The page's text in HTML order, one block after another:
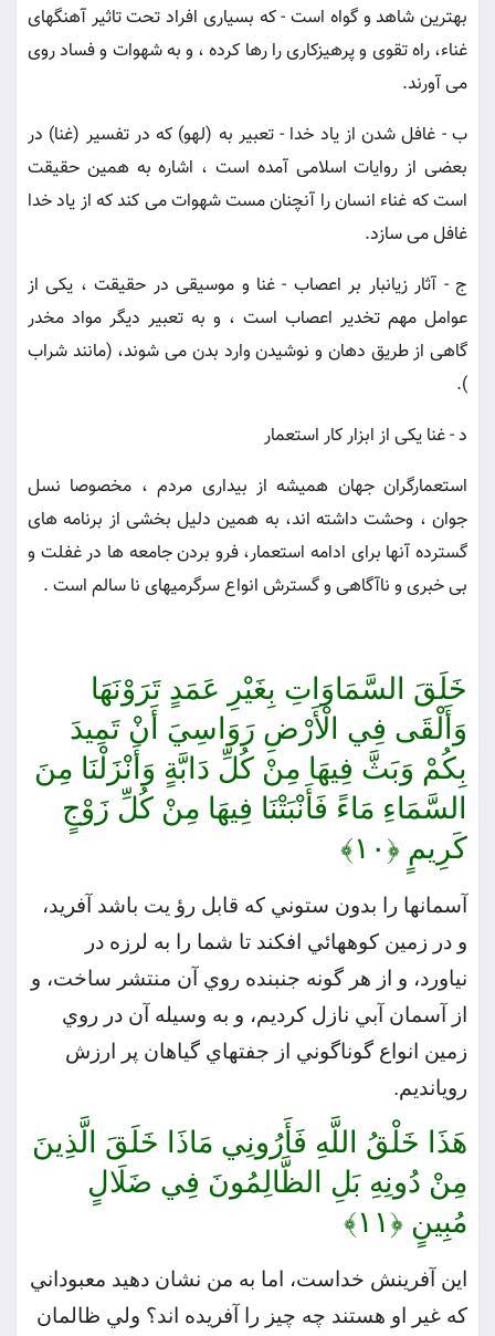
بهترين شاهد و گواه است - كه بسيارى افراد تحت تاثير آهنگهاى
غناء، راه تقوى و پرهيزكارى را رها كرده ، و به شهوات و فساد روى
مى آورند.
ب - غافل شدن از ياد خدا - تعبير به (لهو) كه در تفسير (غنا) در
بعضى از روايات اسلامى آمده است ، اشاره به همين حقيقت
است كه غناء انسان را آنچنان مست شهوات مى كند كه از ياد خدا
غافل مى سازد.
ج - آثار زيانبار بر اعصاب - غنا و موسيقى در حقيقت ، يكى از
عوامل مهم تخدير اعصاب است ، و به تعبير ديگر مواد مخدر
گاهى از طريق دهان و نوشيدن وارد بدن مى شوند، (مانند شراب
).
د - غنا يكى از ابزار كار استعمار
استعمارگران جهان هميشه از بيدارى مردم ، مخصوصا نسل
جوان ، وحشت داشته اند، به همين دليل بخشى از برنامه هاى
گسترده آنها براى ادامه استعمار، فرو بردن جامعه ها در غفلت و
بى خبرى و ناآگاهى و گسترش انواع سرگرميهاى نا سالم است .
خَلَقَ السَّمَاوَاتِ بِغَيْرِ عَمَدٍ تَرَوْنَهَا
وَأَلْقَى فِي الْأَرْضِ رَوَاسِيَ أَنْ تَمِيدَ
بِكُمْ وَبَثَّ فِيهَا مِنْ كُلِّ دَابَّةٍ وَأَنْزَلْنَا مِنَ
السَّمَاءِ مَاءً فَأَنْبَتْنَا فِيهَا مِنْ كُلِّ زَوْجٍ
كَرِيمٍ ﴿۱۰﴾
آسمانها را بدون ستوني كه قابل رؤ يت باشد آفريد،
و در زمين كوههائي افكند تا شما را به لرزه در
نياورد، و از هر گونه جنبنده روي آن منتشر ساخت، و
از آسمان آبي نازل كرديم، و به وسيله آن در روي
زمين انواع گوناگوني از جفتهاي گياهان پر ارزش
رويانديم.
هَذَا خَلْقُ اللَّهِ فَأَرُونِي مَاذَا خَلَقَ الَّذِينَ
مِنْ دُونِهِ بَلِ الظَّالِمُونَ فِي ضَلَالٍ
مُبِينٍ ﴿۱۱﴾
اين آفرينش خداست، اما به من نشان دهيد معبوداني
كه غير او هستند چه چيز را آفريده‏ اند؟ ولي ظالمان